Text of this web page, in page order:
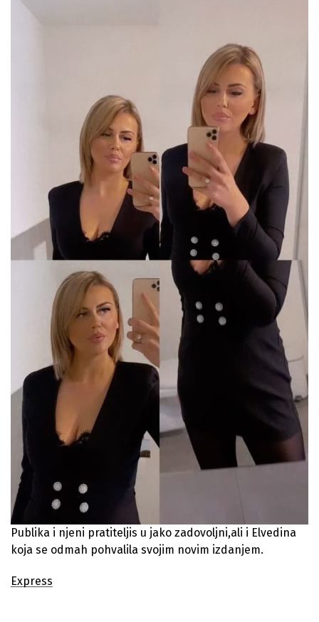
Publika i njeni pratiteljis u jako zadovoljni,ali i Elvedina
koja se odmah pohvalila svojim novim izdanjem.
Express